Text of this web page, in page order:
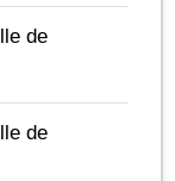
de
de